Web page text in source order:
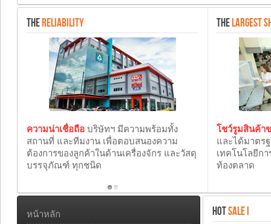
THE RELIABILITY
ความน่าเชื่อถือ บริษัทฯ มีความพร้อมทั้ง
สถานที่ และทีมงาน เพื่อตอบสนองความ
ต้องการของลูกค้าในด้านเครื่องจักร และวัสดุ
บรรจุภัณฑ์ ทุกชนิด
THE LARGEST
โชว์รูมสินค้า
และได้มาตร
เทคโนโลยีก
ท้องตลาด
HOTSALE I
หน้าหลัก